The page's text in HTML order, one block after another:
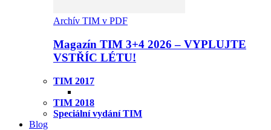
Archív TIM v PDF
Magazín TIM 3+4 2026 – VYPLUJTE
VSTŘÍC LÉTU!
TIM 2017
TIM 2018
Speciální vydání TIM
Blog